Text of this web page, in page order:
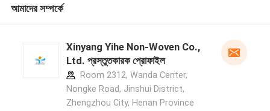
আমাদের সম্পর্কে
Xinyang Yihe Non-Woven Co.,
Ltd. প্রস্তুতকারক প্রোফাইল
Room 2312, Wanda Center,
Nongke Road, Jinshui District,
Zhengzhou City, Henan Province